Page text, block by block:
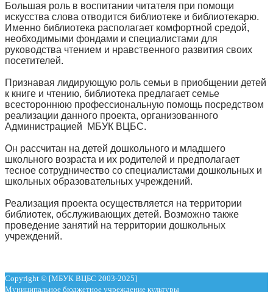
Большая роль в воспитании читателя при помощи
искусства слова отводится библиотеке и библиотекарю.
Именно библиотека располагает комфортной средой,
необходимыми фондами и специалистами для
руководства чтением и нравственного развития своих
посетителей.
Признавая лидирующую роль семьи в приобщении детей
к книге и чтению, библиотека предлагает семье
всестороннюю профессиональную помощь посредством
реализации данного проекта, организованного
Администрацией МБУК ВЦБС.
Он рассчитан на детей дошкольного и младшего
школьного возраста и их родителей и предполагает
тесное сотрудничество со специалистами дошкольных и
школьных образовательных учреждений.
Реализация проекта осуществляется на территории
библиотек, обслуживающих детей. Возможно также
проведение занятий на территории дошкольных
учреждений.
Copyright © [МБУК ВЦБС 2003-2025]
Муниципальное бюджетное учреждение культуры